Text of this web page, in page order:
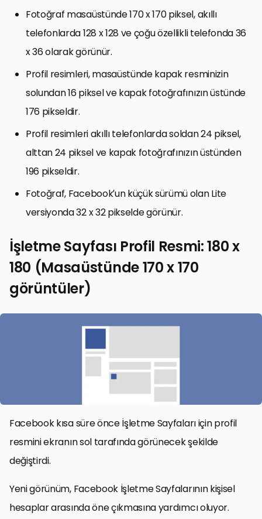
Fotoğraf masaüstünde 170 x 170 piksel, akıllı
telefonlarda 128 x 128 ve çoğu özellikli telefonda 36
x 36 olarak görünür.
Profil resimleri, masaüstünde kapak resminizin
solundan 16 piksel ve kapak fotoğrafınızın üstünde
176 pikseldir.
Profil resimleri akıllı telefonlarda soldan 24 piksel,
alttan 24 piksel ve kapak fotoğrafınızın üstünden
196 pikseldir.
Fotoğraf, Facebook’un küçük sürümü olan Lite
versiyonda 32 x 32 pikselde görünür.
İşletme Sayfası Profil Resmi: 180 x
180 (Masaüstünde 170 x 170
görüntüler)
Facebook kısa süre önce İşletme Sayfaları için profil
resmini ekranın sol tarafında görünecek şekilde
değiştirdi.
Yeni görünüm, Facebook İşletme Sayfalarının kişisel
hesaplar arasında öne çıkmasına yardımcı oluyor.